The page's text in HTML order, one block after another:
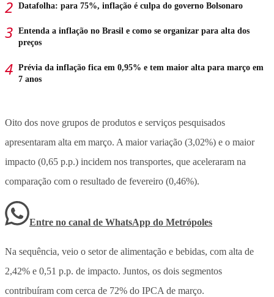
Datafolha: para 75%, inflação é culpa do governo Bolsonaro
Entenda a inflação no Brasil e como se organizar para alta dos
preços
Prévia da inflação fica em 0,95% e tem maior alta para março em
7 anos
Oito dos nove grupos de produtos e serviços pesquisados
apresentaram alta em março. A maior variação (3,02%) e o maior
impacto (0,65 p.p.) incidem nos transportes, que aceleraram na
comparação com o resultado de fevereiro (0,46%).
Entre no canal de WhatsApp do Metrópoles
Na sequência, veio o setor de alimentação e bebidas, com alta de
2,42% e 0,51 p.p. de impacto. Juntos, os dois segmentos
contribuíram com cerca de 72% do IPCA de março.